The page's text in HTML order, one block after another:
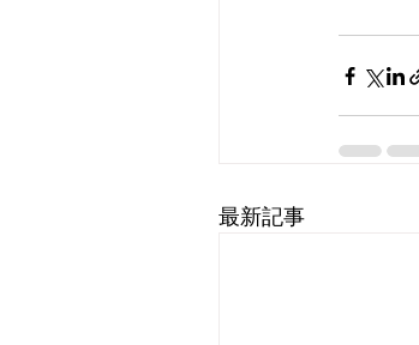
最新記事